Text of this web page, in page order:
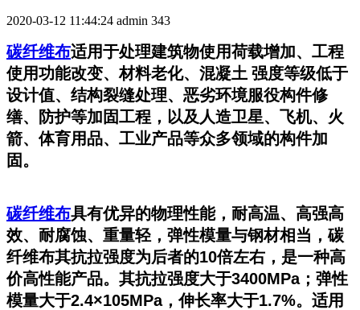
2020-03-12 11:44:24 admin 343
碳纤维布适用于处理建筑物使用荷载增加、工程
使用功能改变、材料老化、混凝土 强度等级低于
设计值、结构裂缝处理、恶劣环境服役构件修
缮、防护等加固工程，以及人造卫星、飞机、火
箭、体育用品、工业产品等众多领域的构件加
固。
碳纤维布具有优异的物理性能，耐高温、高强高
效、耐腐蚀、重量轻，弹性模量与钢材相当，碳
纤维布其抗拉强度为后者的10倍左右，是一种高
价高性能产品。其抗拉强度大于3400MPa；弹性
模量大于2.4×105MPa，伸长率大于1.7%。适用